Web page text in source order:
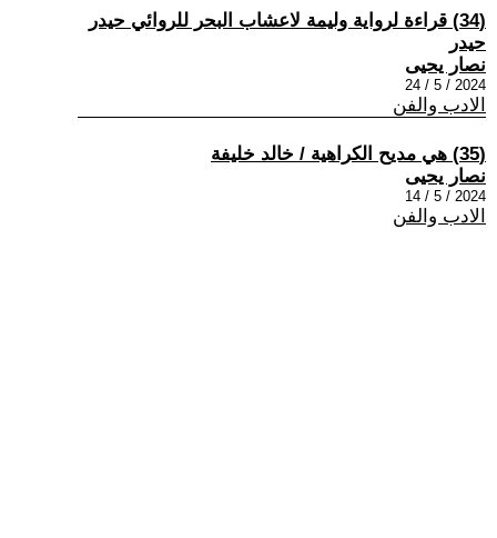
(34) قراءة لرواية وليمة لاعشاب البحر للروائي حيدر
حيدر
نصار يحيى
2024 / 5 / 24
الادب والفن
(35) هي مديح الكراهية / خالد خليفة
نصار يحيى
2024 / 5 / 14
الادب والفن